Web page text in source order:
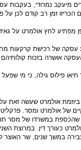
מיעקב נמרודי,
זמן רב קודם לכן על
מפתיע לחץ אולמרט על
של רכישת קרקעות
אושרה בזכות
פילוס גילה, כי מי
ביוזמת אולמרט שעשה זאת
של אולמרט ומסר.
כעורך דין. במרוצת
במשך שנים, שר